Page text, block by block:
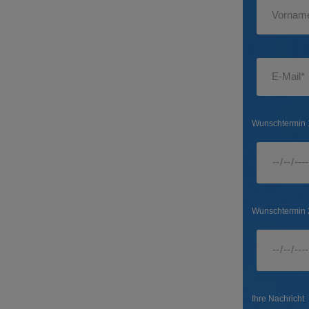
Wunschtermin
Wunschtermin
Ihre Nachricht